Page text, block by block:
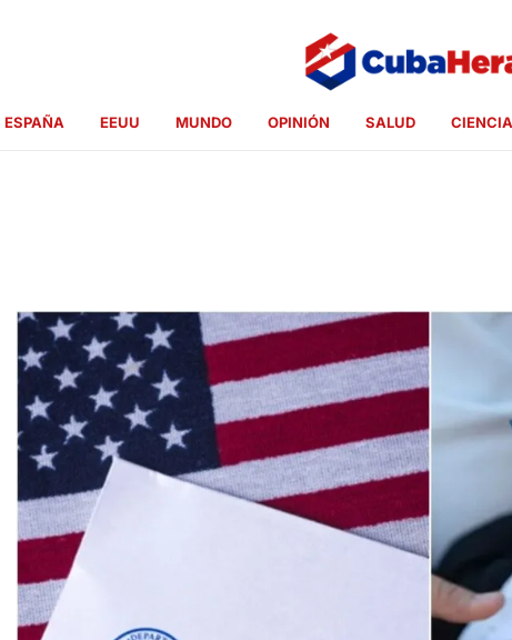
ESPAÑA EEUU MUNDO OPINIÓN SALUD